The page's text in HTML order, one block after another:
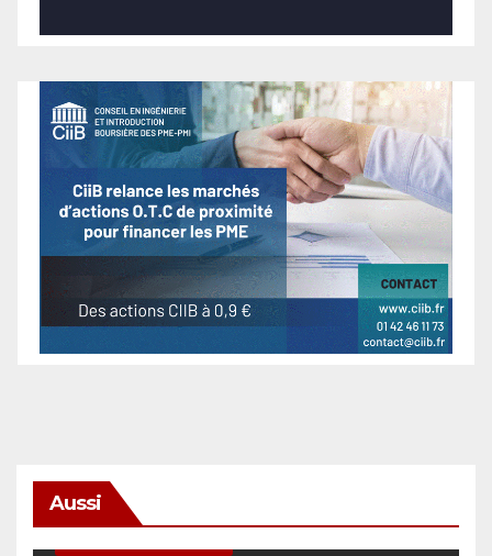
Aussi